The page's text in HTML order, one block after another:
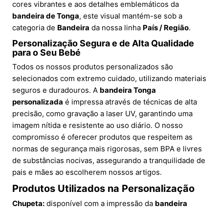
cores vibrantes e aos detalhes emblemáticos da
bandeira de Tonga, este visual mantém-se sob a
categoria de Bandeira da nossa linha País / Região.
Personalização Segura e de Alta Qualidade
para o Seu Bebé
Todos os nossos produtos personalizados são
selecionados com extremo cuidado, utilizando materiais
seguros e duradouros. A bandeira Tonga
personalizada é impressa através de técnicas de alta
precisão, como gravação a laser UV, garantindo uma
imagem nítida e resistente ao uso diário. O nosso
compromisso é oferecer produtos que respeitem as
normas de segurança mais rigorosas, sem BPA e livres
de substâncias nocivas, assegurando a tranquilidade de
pais e mães ao escolherem nossos artigos.
Produtos Utilizados na Personalização
Chupeta: disponível com a impressão da bandeira